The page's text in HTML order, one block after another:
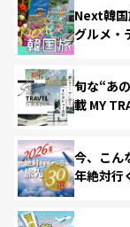
Next韓
グルメ・
旬な“あ
載 MY
今、こん
年絶対行